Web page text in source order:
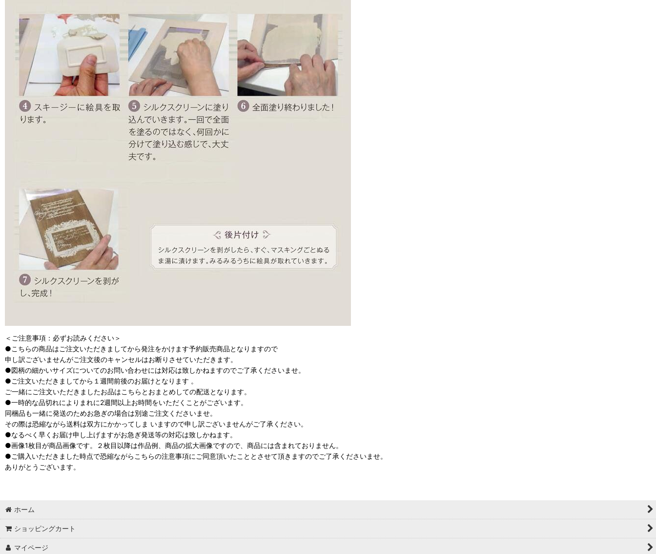
＜ご注意事項：必ずお読みください＞
●こちらの商品はご注文いただきましてから発注をかけます予約販売商品となりますので
申し訳ございませんがご注文後のキャンセルはお断りさせていただきます。
●図柄の細かいサイズについてのお問い合わせには対応は致しかねますのでご了承くださいませ。
●ご注文いただきましてから１週間前後のお届けとなります 。
ご一緒にご注文いただきましたお品はこちらとおまとめしての配送となります。
●一時的な品切れによりまれに2週間以上お時間をいただくことがございます。
同梱品も一緒に発送のためお急ぎの場合は別途ご注文くださいませ。
その際は恐縮ながら送料は双方にかかってしま いますので申し訳ございませんがご了承ください。
●なるべく早くお届け申し上げますがお急ぎ発送等の対応は致しかねます。
●画像1枚目が商品画像です。２枚目以降は作品例、商品の拡大画像ですので、商品には含まれておりません。
●ご購入いただきました時点で恐縮ながらこちらの注意事項にご同意頂いたこととさせて頂きますのでご了承くださいませ。
ありがとうございます。
ホーム
ショッピングカート
マイページ